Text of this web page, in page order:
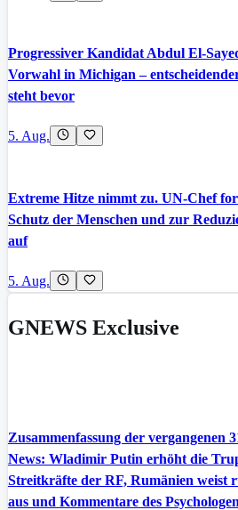
Progressiver Kandidat Abdul El-
Vorwahl in Michigan –
steht bevor
5. Aug.
Extreme Hitze nimmt zu. UN-Chef
Schutz der Menschen und zur
auf
5. Aug.
GNEWS Exclusive
Zusammenfassung der vergangenen
News: Wladimir Putin erhöht die
Streitkräfte der RF, Rumänien weist
aus und Kommentare des